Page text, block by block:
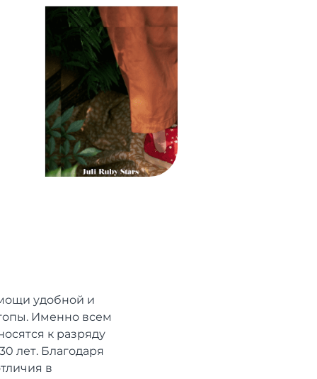
удобной и
Именно всем
к разряду
лет. Благодаря
в